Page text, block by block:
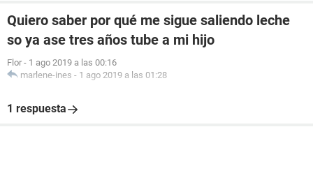
Quiero saber por qué me sigue saliendo leche
so ya ase tres años tube a mi hijo
Flor - 1 ago 2019 a las 00:16
marlene-ines - 1 ago 2019 a las 01:28
1 respuesta